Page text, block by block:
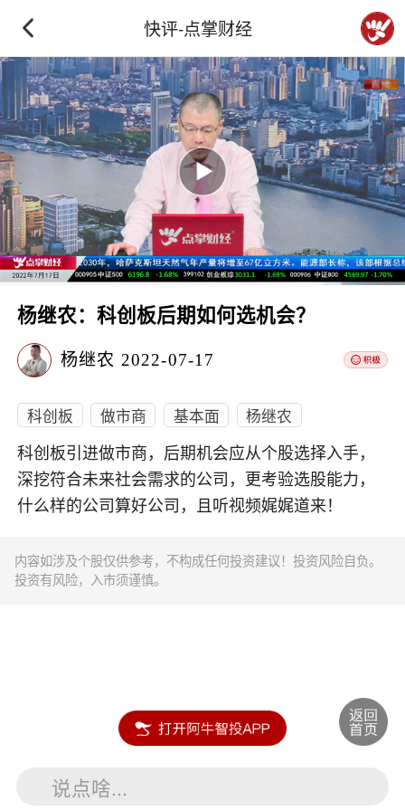
快评-点掌财经
杨继农：科创板后期如何选机会？
杨继农 2022-07-17
科创板 做市商 基本面 杨继农
科创板引进做市商，后期机会应从个股选择入手，
深挖符合未来社会需求的公司，更考验选股能力，
什么样的公司算好公司，且听视频娓娓道来！
内容如涉及个股仅供参考，不构成任何投资建议！投资风险自负。
投资有风险，入市须谨慎。
说点啥...